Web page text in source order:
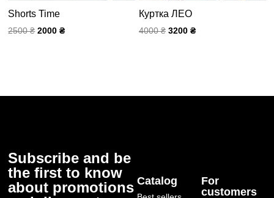
Shorts Time
2500₴ 2000₴
Куртка ЛЕО
4000₴ 3200 ₴
Subscribe and be
the first to know
about promotions Catalog
For
customers